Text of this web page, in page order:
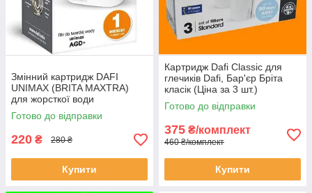
Змінний картридж DAFI
UNIMAX (BRITA MAXTRA)
для жорсткої води
Готово до відправки
220 ₴ 280 ₴
Купити
Картридж Dafi Classic для
глечиків Dafi, Бар'єр Бріта
класік (Ціна за 3 шт.)
Готово до відправки
375 ₴/комплект
460 ₴/комплект
Купити